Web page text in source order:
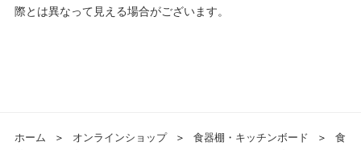
際とは異なって見える場合がございます。
ホーム ＞ オンラインショップ ＞ 食器棚・キッチンボード ＞
食